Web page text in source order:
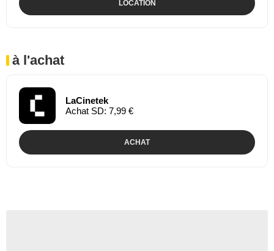
LOCATION
à l'achat
LaCinetek
Achat SD: 7,99 €
ACHAT